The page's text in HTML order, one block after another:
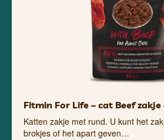
Fitmin For Life – cat Beef zakje
Katten zakje met rund. U kunt het
brokjes of het apart geven…